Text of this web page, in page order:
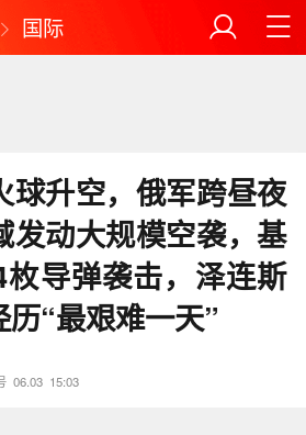
国际
球升空，俄军跨昼夜
发动大规模空袭，基
导弹袭击，泽连斯
“最艰难一天”
06.03 15:03